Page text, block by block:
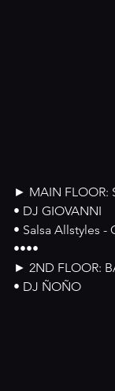
► MAIN FLOOR:
• DJ GIOVANNI
• Salsa Allstyles -
••••
► 2ND FLOOR:
• DJ ÑOÑO